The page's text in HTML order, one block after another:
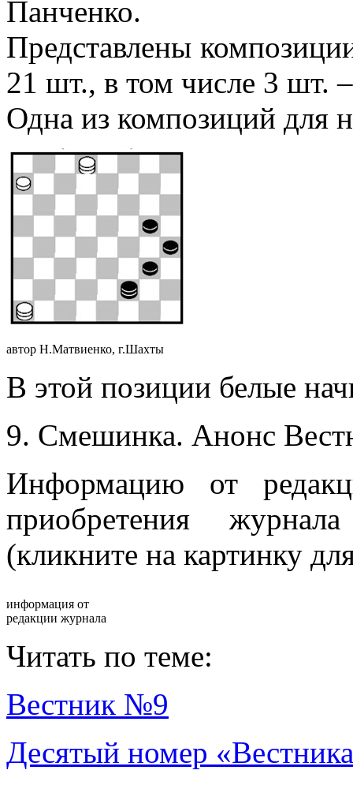
Панченко.
Представлены
21 шт., в том числе 3 шт.
Одна из композиций
автор Н.Матвиенко, г.Шахты
В этой позиции белые
9. Смешинка. Анонс
Информацию от
приобретения
(кликните на картинку
информация от
редакции журнала
Читать по теме:
Вестник №9
Десятый номер